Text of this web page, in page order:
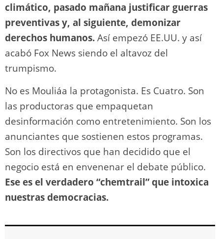
climático, pasado mañana justificar guerras
preventivas y, al siguiente, demonizar
derechos humanos.Así empezó EE.UU. y así
acabó Fox News siendo el altavoz del
trumpismo.
No es Mouliáa la protagonista. Es Cuatro. Son
las productoras que empaquetan
desinformación como entretenimiento. Son los
anunciantes que sostienen estos programas.
Son los directivos que han decidido que el
negocio está en envenenar el debate público.
Ese es el verdadero “chemtrail” que intoxica
nuestras democracias.